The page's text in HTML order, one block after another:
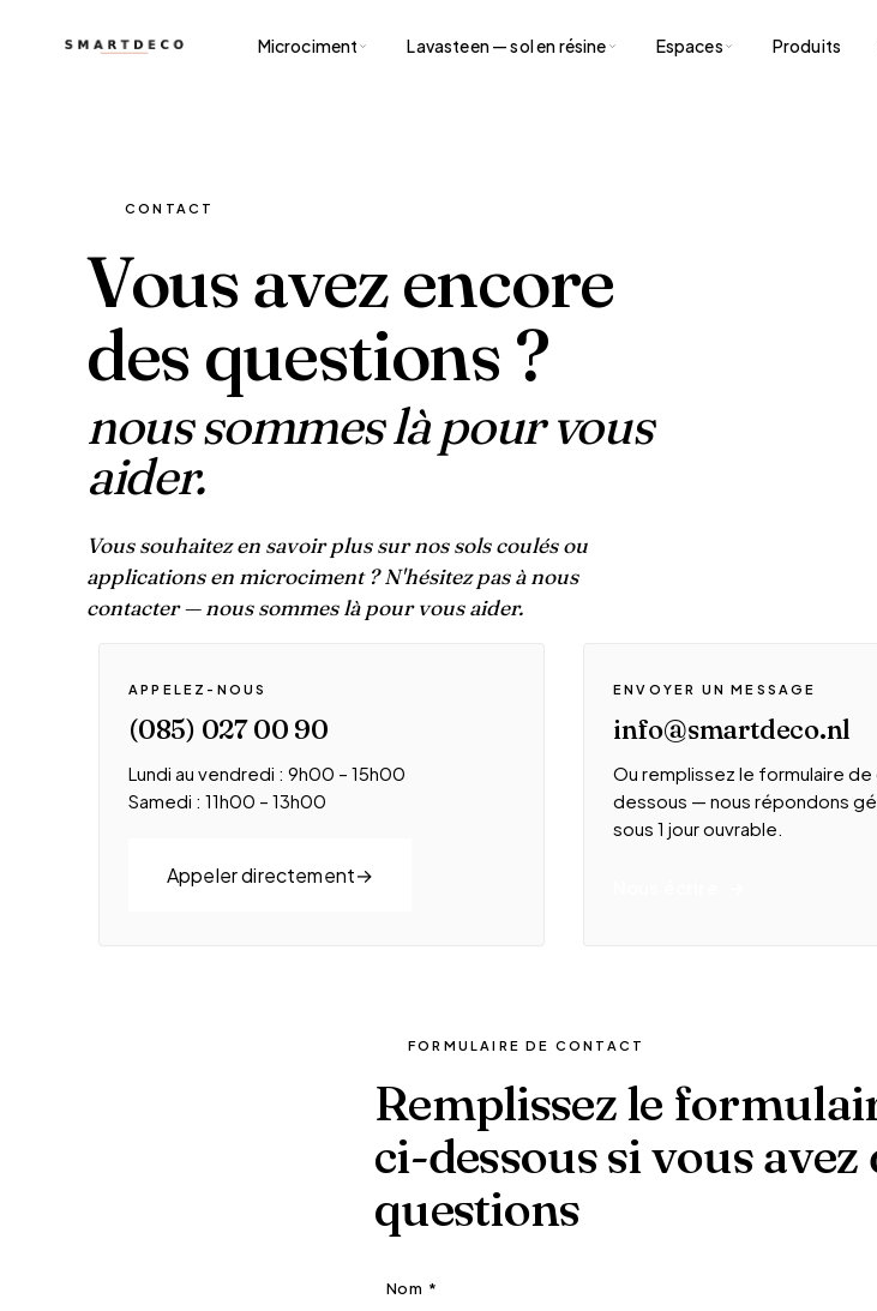
Microciment Lavasteen — sol en résine Espaces Produits
CONTACT
Vous avez encore
des questions ?
nous sommes là pour vous
aider.
Vous souhaitez en savoir plus sur nos sols coulés ou
applications en microciment ? N'hésitez pas à nous
contacter — nous sommes là pour vous aider.
APPELEZ-NOUS
(085) 027 00 90
Lundi au vendredi : 9h00 – 15h00
Samedi : 11h00 – 13h00
Appeler directement
ENVOYER UN MESSAGE
info@smartdeco.nl
Ou remplissez le formulaire
dessous — nous répondons
sous 1 jour ouvrable.
FORMULAIRE DE CONTACT
Remplissez le
ci-dessous si vous avez
questions
Nom *